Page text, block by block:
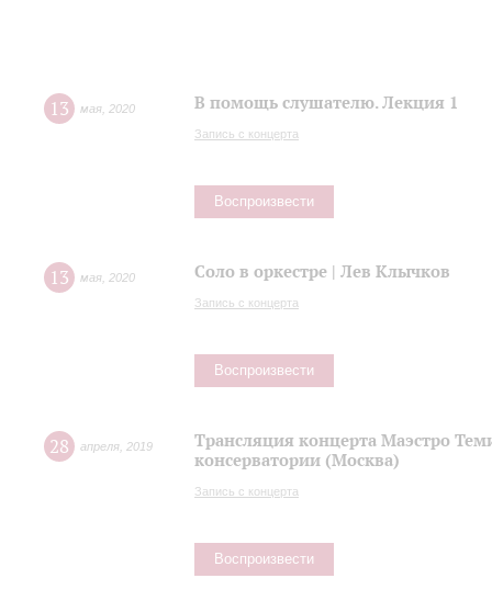
13 мая 2020 В помощь слушателю. Лекция 1
Запись с концерта
Воспроизвести
13 мая 2020 Соло в оркестре | Лев Клычков
Запись с концерта
Воспроизвести
28 апреля 2019
Трансляция концерта Маэстро
консерватории (Москва)
Запись с концерта
Воспроизвести